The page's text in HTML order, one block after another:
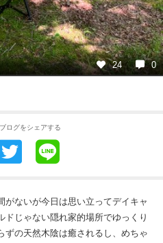
24 0
ログをシェアする
ないが今日は思い立ってデイキャ
じゃない隠れ家的場所でゆっくり
ずの天然木陰は癒されるし、めちゃ